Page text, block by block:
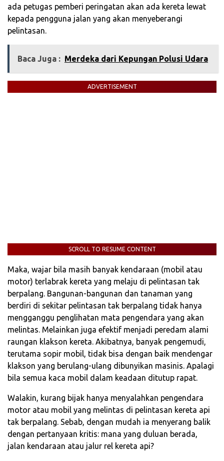
ada petugas pemberi peringatan akan ada kereta lewat
kepada pengguna jalan yang akan menyeberangi
pelintasan.
Baca Juga : Merdeka dari Kepungan Polusi Udara
ADVERTISEMENT
SCROLL TO RESUME CONTENT
Maka, wajar bila masih banyak kendaraan (mobil atau
motor) terlabrak kereta yang melaju di pelintasan tak
berpalang. Bangunan-bangunan dan tanaman yang
berdiri di sekitar pelintasan tak berpalang tidak hanya
mengganggu penglihatan mata pengendara yang akan
melintas. Melainkan juga efektif menjadi peredam alami
raungan klakson kereta. Akibatnya, banyak pengemudi,
terutama sopir mobil, tidak bisa dengan baik mendengar
klakson yang berulang-ulang dibunyikan masinis. Apalagi
bila semua kaca mobil dalam keadaan ditutup rapat.
Walakin, kurang bijak hanya menyalahkan pengendara
motor atau mobil yang melintas di pelintasan kereta api
tak berpalang. Sebab, dengan mudah ia menyerang balik
dengan pertanyaan kritis: mana yang duluan berada,
jalan kendaraan atau jalur rel kereta api?